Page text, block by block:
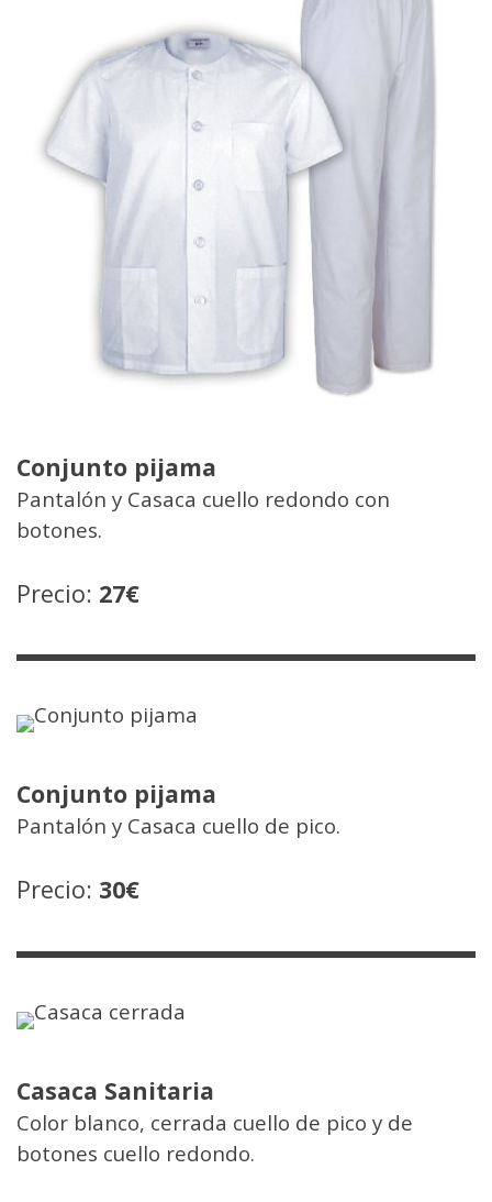
Conjunto pijama
Pantalón y Casaca cuello redondo con
botones.
Precio: 27€
Conjunto pijama
Pantalón y Casaca cuello de pico.
Precio: 30€
Casaca Sanitaria
Color blanco, cerrada cuello de pico y de
botones cuello redondo.